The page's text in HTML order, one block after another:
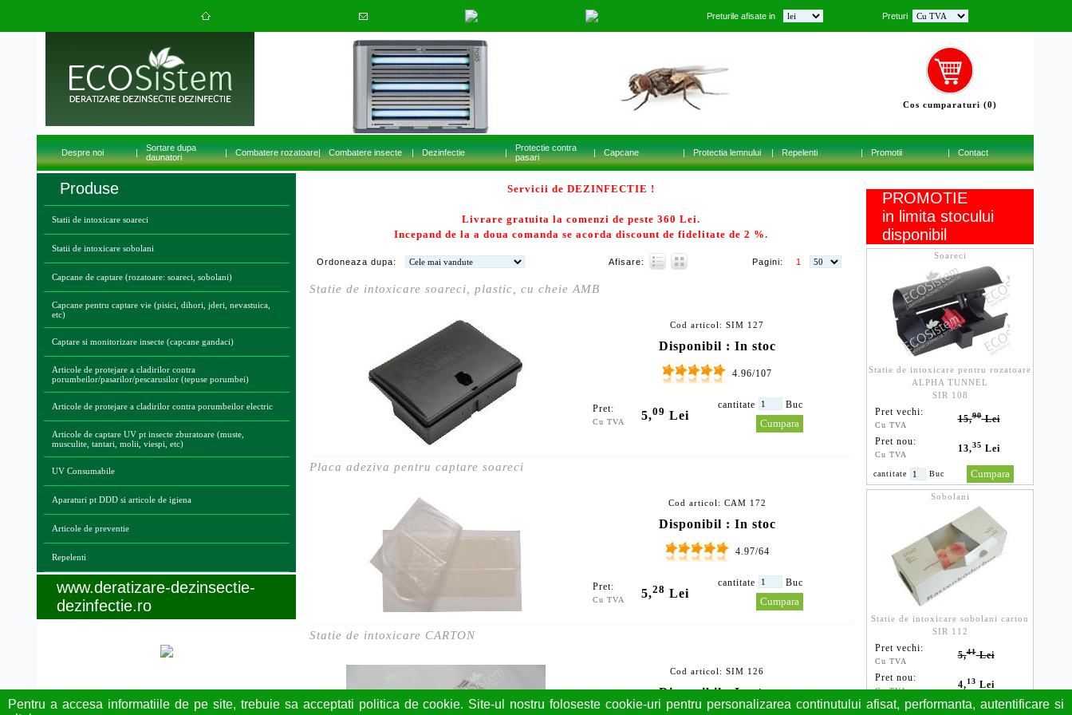
01.jpg
Cos cumparaturi (0)
Despre noi |
Sortare dupa
daunatori
| Combatere rozatoare| Combatere insecte | Dezinfectie |
Protectie contra
pasari
| Capcane | Protectia lemnului | Repelenti | Promotii | Contact
Produse
Statii de intoxicare soareci
Statii de intoxicare sobolani
Capcane de captare (rozatoare: soareci, sobolani)
Capcane pentru captare vie (pisici, dihori, jderi, nevastuica,
etc)
Captare si monitorizare insecte (capcane gandaci)
Articole de protejare a cladirilor contra
porumbeilor/pasarilor/pescarusilor (tepuse porumbei)
Articole de protejare a cladirilor contra porumbeilor electric
Articole de captare UV pt insecte zburatoare (muste,
musculite, tantari, molii, viespi, etc)
UV Consumabile
Aparaturi pt DDD si articole de igiena
Articole de preventie
Repelenti
www.deratizare-dezinsectie-
dezinfectie.ro
Legaturi utile
Servicii de DEZINFECTIE !
Livrare gratuita la comenzi de peste 360 Lei.
Incepand de la a doua comanda se acorda discount de fidelitate de 2 %.
Ordoneaza dupa: Afisare: Pagini: 1
Statie de intoxicare soareci, plastic, cu cheie AMB
Cod articol: SIM 127
Disponibil : In stoc
4.96/107
Pret:
Cu TVA 5,09 Lei
cantitate Buc
Placa adeziva pentru captare soareci
Cod articol: CAM 172
Disponibil : In stoc
4.97/64
Pret:
Cu TVA 5,28 Lei
cantitate Buc
Statie de intoxicare CARTON
Cod articol: SIM 126
Disponibil : In stoc
PROMOTIE
in limita stocului
disponibil
Soareci
Statie de intoxicare pentru rozatoare
ALPHA TUNNEL
SIR 108
Pret vechi:
Cu TVA
15,90Lei
Pret nou:
Cu TVA
13,35 Lei
cantitate Buc
Sobolani
Statie de intoxicare sobolani carton
SIR 112
Pret vechi:
Cu TVA
5,41Lei
Pret nou:
Cu TVA
4,13 Lei
cantitate Buc
Pentru a accesa informatiile de pe site, trebuie sa acceptati politica de cookie. Site-ul nostru foloseste cookie-uri pentru personalizarea continutului afisat, performanta, autentificare si
Preturile afisate in Preturi